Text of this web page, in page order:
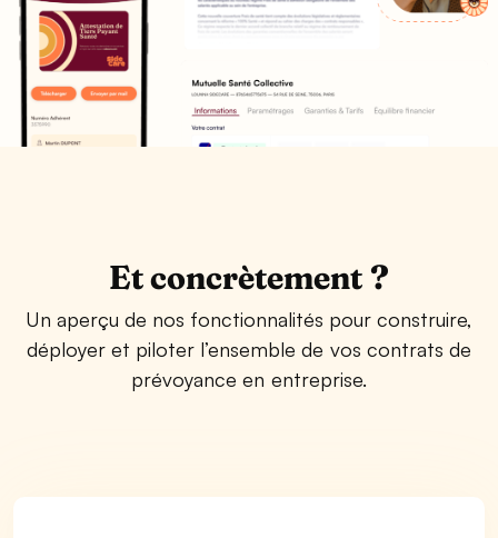
Et concrètement ?
Un aperçu de nos fonctionnalités pour construire,
déployer et piloter l’ensemble de vos contrats de
prévoyance en entreprise.